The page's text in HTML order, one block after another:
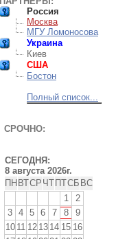
Россия
Москва
МГУ Ломоносова
Украина
Киев
США
Бостон
Полный список...
СРОЧНО:
СЕГОДНЯ:
8 августа 2026г.
ПНВТСР ЧТПТСБ ВС
1
2
3 4 5 6 7 8
9
10 11 12 13 14 15 16